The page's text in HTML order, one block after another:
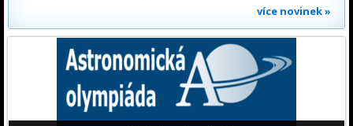
více novinek »